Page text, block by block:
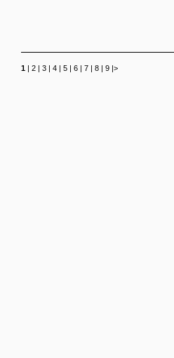
1 | 2 | 3 | 4 | 5 | 6 | 7 | 8 | 9 |>